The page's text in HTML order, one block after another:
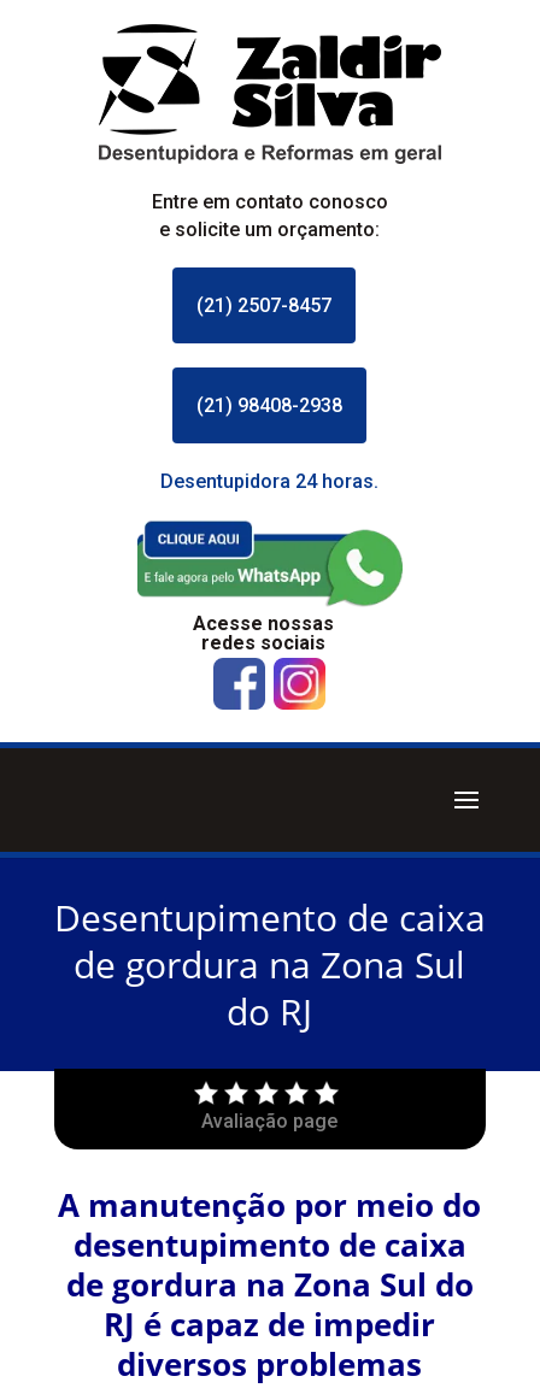
Entre em contato conosco
e solicite um orçamento:
(21) 2507-8457
(21) 98408-2938
Desentupidora 24 horas.
Acesse nossas
redes sociais
Desentupimento de caixa
de gordura na Zona Sul
do RJ
Avaliação page
A manutenção por meio do
desentupimento de caixa
de gordura na Zona Sul do
RJ é capaz de impedir
diversos problemas